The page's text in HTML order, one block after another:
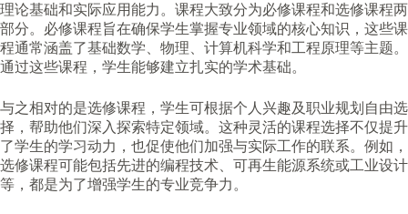
理论基础和实际应用能力。课程大致分为必修课程和选修课程两
部分。必修课程旨在确保学生掌握专业领域的核心知识，这些课
程通常涵盖了基础数学、物理、计算机科学和工程原理等主题。
通过这些课程，学生能够建立扎实的学术基础。
与之相对的是选修课程，学生可根据个人兴趣及职业规划自由选
择，帮助他们深入探索特定领域。这种灵活的课程选择不仅提升
了学生的学习动力，也促使他们加强与实际工作的联系。例如，
选修课程可能包括先进的编程技术、可再生能源系统或工业设计
等，都是为了增强学生的专业竞争力。